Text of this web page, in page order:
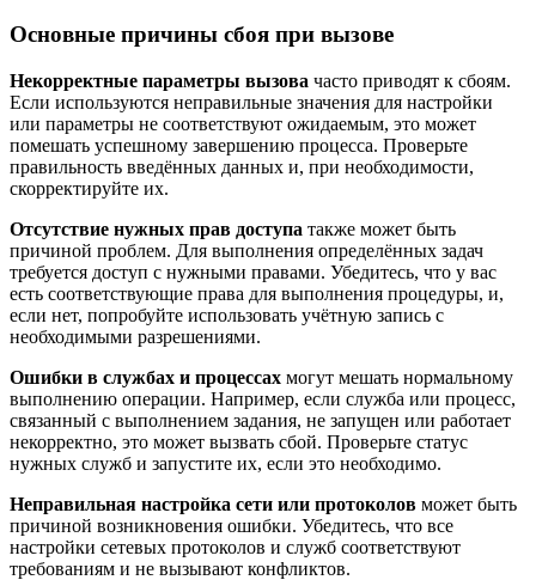
Основные причины сбоя при вызове
Некорректные параметры вызова часто приводят к сбоям.
Если используются неправильные значения для настройки
или параметры не соответствуют ожидаемым, это может
помешать успешному завершению процесса. Проверьте
правильность введённых данных и, при необходимости,
скорректируйте их.
Отсутствие нужных прав доступа также может быть
причиной проблем. Для выполнения определённых задач
требуется доступ с нужными правами. Убедитесь, что у вас
есть соответствующие права для выполнения процедуры, и,
если нет, попробуйте использовать учётную запись с
необходимыми разрешениями.
Ошибки в службах и процессах могут мешать нормальному
выполнению операции. Например, если служба или процесс,
связанный с выполнением задания, не запущен или работает
некорректно, это может вызвать сбой. Проверьте статус
нужных служб и запустите их, если это необходимо.
Неправильная настройка сети или протоколов может быть
причиной возникновения ошибки. Убедитесь, что все
настройки сетевых протоколов и служб соответствуют
требованиям и не вызывают конфликтов.